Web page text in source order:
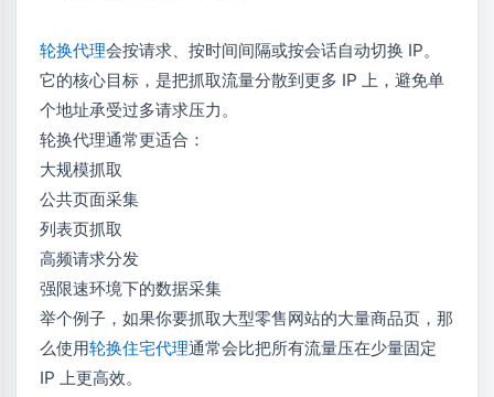
轮换代理会按请求、按时间间隔或按会话自动切换 IP。
它的核心目标，是把抓取流量分散到更多 IP 上，避免单
个地址承受过多请求压力。
轮换代理通常更适合：
大规模抓取
公共页面采集
列表页抓取
高频请求分发
强限速环境下的数据采集
举个例子，如果你要抓取大型零售网站的大量商品页，那
么使用轮换住宅代理通常会比把所有流量压在少量固定
IP 上更高效。